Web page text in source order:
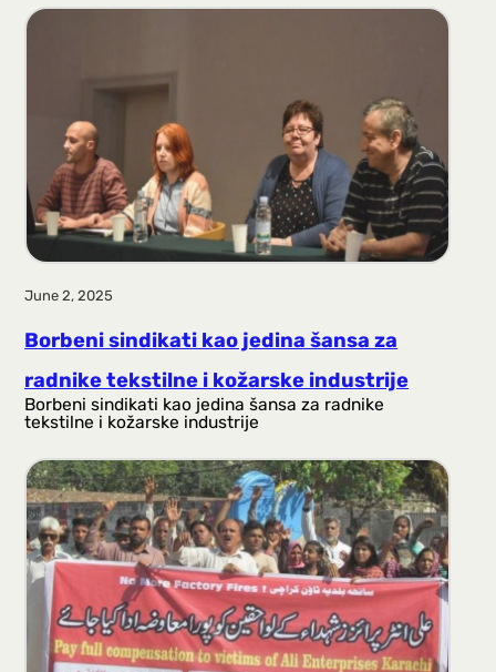
June 2, 2025
Borbeni sindikati kao jedina šansa za
radnike tekstilne i kožarske industrije
Borbeni sindikati kao jedina šansa za radnike
tekstilne i kožarske industrije